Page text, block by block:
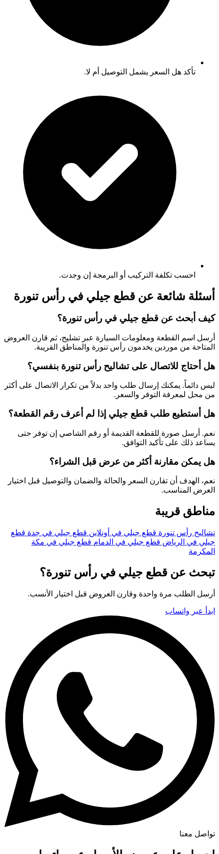
تأكد هل السعر يشمل التوصيل أم لا.
احسب تكلفة التركيب أو البرمجة إن وجدت.
أسئلة شائعة عن قطع جيلي في رأس تنورة
كيف أبحث عن قطع جيلي في رأس تنورة؟
أرسل اسم القطعة ومعلومات السيارة عبر تشليح، ثم قارن العروض
المتاحة من موردين يخدمون رأس تنورة والمناطق القريبة.
هل أحتاج للاتصال على تشاليح رأس تنورة بنفسي؟
ليس دائماً. يمكنك إرسال طلب واحد بدلاً من تكرار الاتصال على أكثر
من محل لمعرفة التوفر والسعر.
هل أستطيع طلب قطع جيلي إذا لم أعرف رقم القطعة؟
نعم. أرسل صورة للقطعة القديمة أو رقم الشاصي إن توفر حتى
يساعد ذلك على تأكيد التوافق.
هل يمكن مقارنة أكثر من عرض قبل الشراء؟
نعم، الهدف أن تقارن السعر والحالة والضمان والتوصيل قبل اختيار
العرض المناسب.
مناطق قريبة
تشاليح رأس تنورة قطع جيلي في أونلاين قطع جيلي في جدة قطع
جيلي في الرياض قطع جيلي في الدمام قطع جيلي في مكة
المكرمة
تبحث عن قطع جيلي في رأس تنورة؟
أرسل الطلب مرة واحدة وقارن العروض قبل اختيار الأنسب.
ابدأ عبر واتساب
تواصل معنا